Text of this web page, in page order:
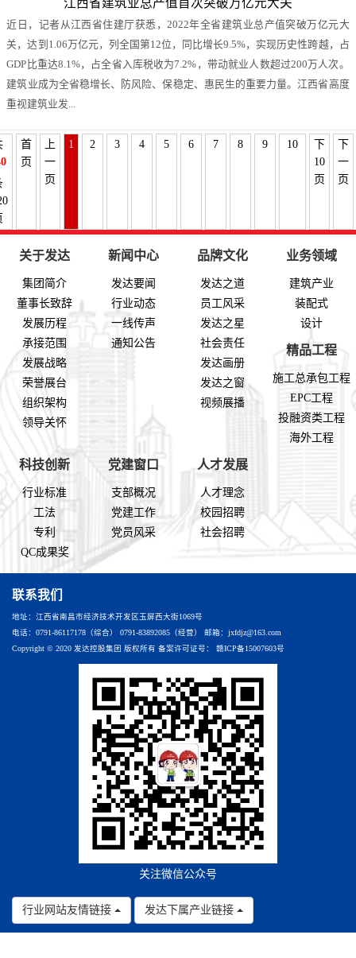
江西省建筑业总产值首次突破万亿元大关
近日，记者从江西省住建厅获悉，2022年全省建筑业总产值突破万亿元大
关，达到1.06万亿元，列全国第12位，同比增长9.5%，实现历史性跨越，占
GDP比重达8.1%，占全省入库税收为7.2%，带动就业人数超过200万人次。
建筑业成为全省稳增长、防风险、保稳定、惠民生的重要力量。江西省高度
重视建筑业发...
首
页
上
一
页
1 2 3 4 5 6 7 8 9 10
下
10
页
下
一
页
关于发达
集团简介
董事长致辞
发展历程
承接范围
发展战略
荣誉展台
组织架构
领导关怀
新闻中心
发达要闻
行业动态
一线传声
通知公告
品牌文化
发达之道
员工风采
发达之星
社会责任
发达画册
发达之窗
视频展播
业务领域
建筑产业
装配式
设计
精品工程
施工总承包工程
EPC工程
投融资类工程
海外工程
科技创新
行业标准
工法
专利
QC成果奖
党建窗口
支部概况
党建工作
党员风采
人才发展
人才理念
校园招聘
社会招聘
联系我们
地址：江西省南昌市经济技术开发区玉屏西大街1069号
电话：0791-86117178（综合） 0791-83892085（经营） 邮箱：jxfdjz@163.com
Copyright © 2020 发达控股集团 版权所有 备案许可证号： 赣ICP备15007603号
关注微信公众号
行业网站友情链接 发达下属产业链接